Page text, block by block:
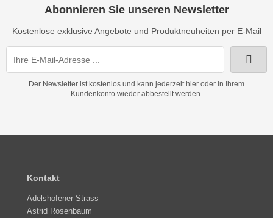
Abonnieren Sie unseren Newsletter
Kostenlose exklusive Angebote und Produktneuheiten per E-Mail
Der Newsletter ist kostenlos und kann jederzeit hier oder in Ihrem
Kundenkonto wieder abbestellt werden.
Kontakt
Adelshofener-Strass
Astrid Rosenbaum